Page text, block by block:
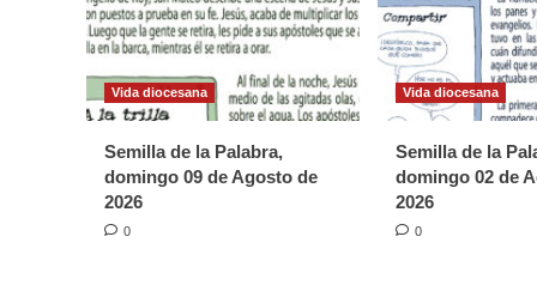
Vida diocesana
Semilla de la Palabra,
domingo 09 de Agosto de
2026
0
Vida diocesana
Semilla de la
domingo 02 de
2026
0